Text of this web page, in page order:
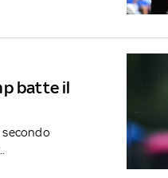
batte il
secondo